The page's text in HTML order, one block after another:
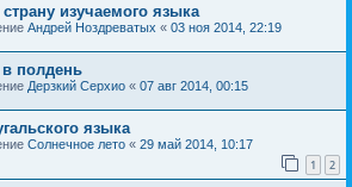
изучаемого языка
Андрей Ноздреватых « 03 ноя 2014, 22:19
в полдень
Дерзкий Серхио « 07 авг 2014, 00:15
языка
Солнечное лето « 29 май 2014, 10:17
1 2